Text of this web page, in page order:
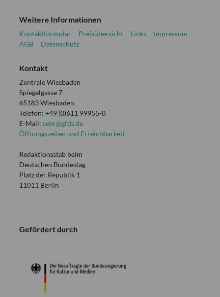
Weitere Informationen
Kontaktformular Preisübersicht Links
Impressum
AGB
Datenschutz
Kontakt
Zentrale Wiesbaden
Spiegelgasse 7
65183 Wiesbaden
Telefon: +49 (0)611 99955-0
E-Mail: sekr@gfds.de
Öffnungszeiten und Erreichbarkeit
Redaktionsstab beim
Deutschen Bundestag
Platz der Republik 1
11011 Berlin
Gefördert durch